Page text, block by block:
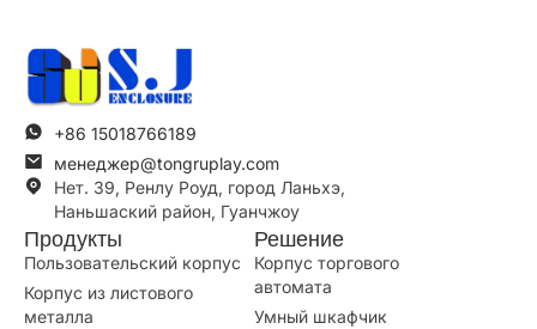
+86 15018766189
менеджер@tongruplay.com
Нет. 39, Ренлу Роуд, город Ланьхэ,
Наньшаский район, Гуанчжоу
Продукты
Пользовательский корпус
Корпус из листового
металла
Решение
Корпус торгового
автомата
Умный шкафчик